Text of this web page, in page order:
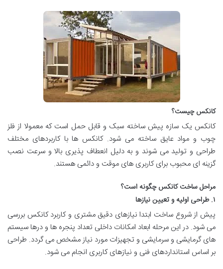
کانکس چیست؟
کانکس یک سازه پیش ساخته سبک و قابل حمل است که معمولا از فلز
چوب و مواد عایق ساخته می شود. کانکس ها با کاربردهای مختلف
طراحی و تولید می شوند و به دلیل انعطاف پذیری بالا و سرعت نصب
گزینه ای محبوب برای کاربری های موقت و دائمی هستند.
مراحل ساخت کانکس چگونه است؟
۱. طراحی اولیه و تعیین نیازها
پیش از شروع ساخت ابتدا نیازهای دقیق مشتری و کاربرد کانکس بررسی
می شود. در این مرحله ابعاد امکانات داخلی تعداد پنجره ها و درها سیستم
های گرمایشی و سرمایشی و تجهیزات مورد نیاز مشخص می گردد. طراحی
بر اساس استانداردهای فنی و نیازهای کاربری انجام می شود.